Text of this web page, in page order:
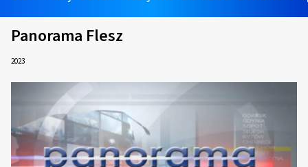
Panorama Flesz
2023